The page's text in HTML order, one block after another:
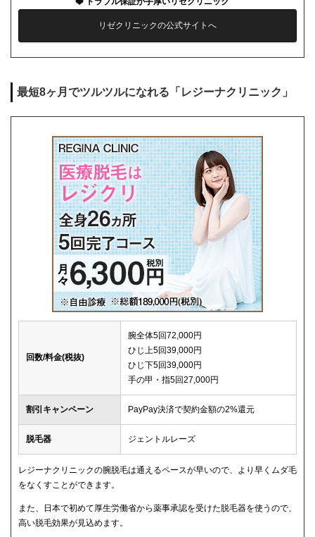
薬代 0円
シェービング代 0円
キャンセル料 前日まで無料
リゼクリニックの公式サイトへ
最短8ヶ月でツルツルになれる「レジーナクリニック」
回数/料金(税抜)
腕全体5回72,000円
ひじ上5回39,000円
ひじ下5回39,000円
手の甲・指5回27,000円
割引キャンペーン PayPay決済で契約金額の2%還元
脱毛器 ジェントルレーズ
レジーナクリニックの腕脱毛は通えるペースが早いので、より早くムダ毛
をなくすことができます。
また、日本で初めて厚生労働省から薬事承認を受けた脱毛器を使うので、
高い脱毛効果が見込めます。